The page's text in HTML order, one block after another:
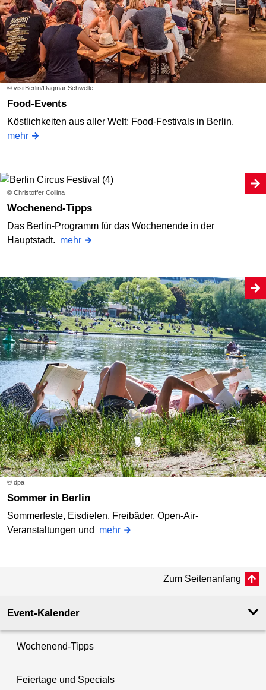
© visitBerlin/Dagmar Schwelle
Food-Events
Köstlichkeiten aus aller Welt: Food-Festivals in Berlin.
mehr
© Christoffer Collina
Wochenend-Tipps
Das Berlin-Programm für das Wochenende in der
Hauptstadt. mehr
© dpa
Sommer in Berlin
Sommerfeste, Eisdielen, Freibäder, Open-Air-
Veranstaltungen und mehr
Zum Seitenanfang
Event-Kalender
Wochenend-Tipps
Feiertage und Specials